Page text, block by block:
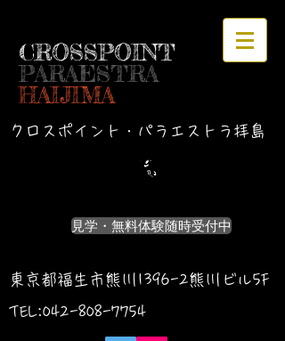
CROSSPOINT
PARAESTRA
HAIJIMA
クロスポイント・パラエストラ拝島
見学・無料体験随時受付中
東京都福生市熊川1396-2熊川ビル5F
TEL:042-808-7754